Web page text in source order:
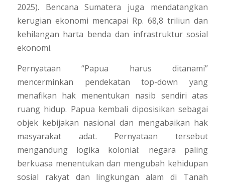
2025). Bencana Sumatera juga mendatangkan
kerugian ekonomi mencapai Rp. 68,8 triliun dan
kehilangan harta benda dan infrastruktur sosial
ekonomi.
Pernyataan “Papua harus ditanami”
mencerminkan pendekatan top-down yang
menafikan hak menentukan nasib sendiri atas
ruang hidup. Papua kembali diposisikan sebagai
objek kebijakan nasional dan mengabaikan hak
masyarakat adat. Pernyataan tersebut
mengandung logika kolonial: negara paling
berkuasa menentukan dan mengubah kehidupan
sosial rakyat dan lingkungan alam di Tanah